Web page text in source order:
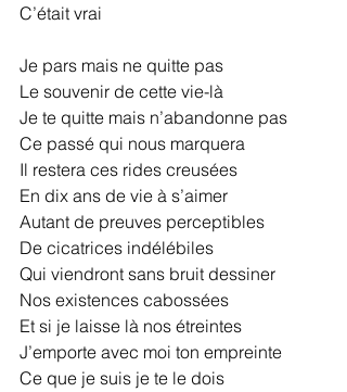
C’était vrai
Je pars mais ne quitte pas
Le souvenir de cette vie-là
Je te quitte mais n’abandonne pas
Ce passé qui nous marquera
Il restera ces rides creusées
En dix ans de vie à s’aimer
Autant de preuves perceptibles
De cicatrices indélébiles
Qui viendront sans bruit dessiner
Nos existences cabossées
Et si je laisse là nos étreintes
J’emporte avec moi ton empreinte
Ce que je suis je te le dois